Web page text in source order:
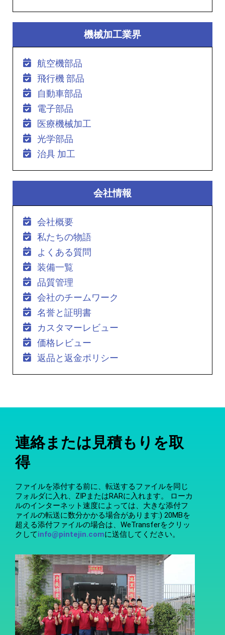
機械加工業界
航空機部品
飛行機 部品
自動車部品
電子部品
医療機械加工
光学部品
治具 加工
会社情報
会社概要
私たちの物語
よくある質問
装備一覧
品質管理
会社のチームワーク
名誉と証明書
カスタマーレビュー
価格レビュー
返品と返金ポリシー
連絡または見積もりを取
得
ファイルを添付する前に、転送するファイルを同じ
フォルダに入れ、ZIPまたはRARに入れます。 ローカ
ルのインターネット速度によっては、大きな添付フ
ァイルの転送に数分かかる場合があります:) 20MBを
超える添付ファイルの場合は、WeTransferをクリッ
クしてinfo@pintejin.comに送信してください。